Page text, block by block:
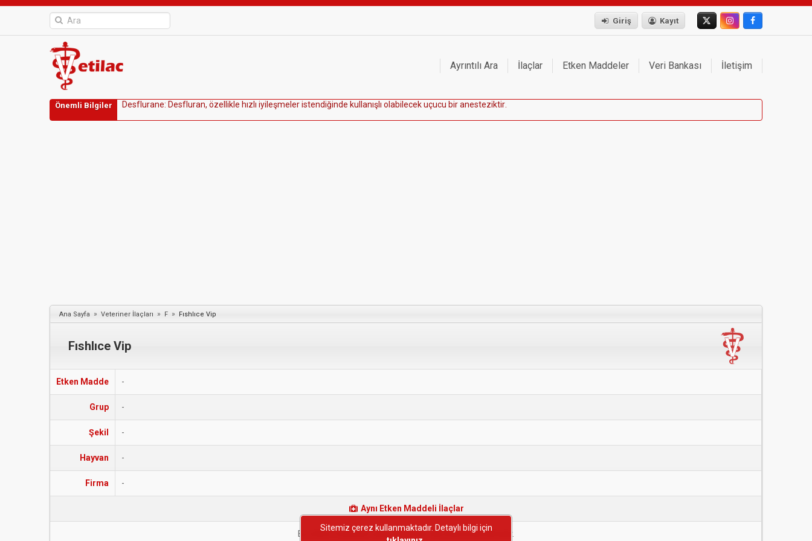
Giriş Kayıt
Ayrıntılı Ara İlaçlar Etken Maddeler Veri Bankası İletişim
Önemli Bilgiler Desfurane: Desfuran, öze ike hız ı iyi eşme eristendiğinde ku anışı o abi ecekuçucu biranesteziktir
Ana Sayfa » Veteriner İlaçları » F » Fıshlıce Vip
Fıshlıce Vip
Etken Madde -
Grup -
Şekil -
Hayvan -
Firma -
Aynı Etken Maddeli İlaçlar
Bu etken maddeye sahip başka bir ilaç bulunmamaktadır.
Sitemiz çerez kullanmaktadır. Detaylı bilgi için